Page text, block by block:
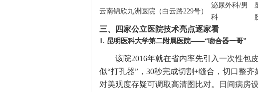
云南锦欣九洲医院（白云路229号）
泌尿外科/男
科
三、四家公立医院技术亮点逐家看
1. 昆明医科大学第二附属医院——“吻合器一哥”
该院2016年就在省内率先引入一次性包
似“打孔器”，30秒完成切割+缝合，切口整
对美观度存疑可调取高清图比对。日间病房